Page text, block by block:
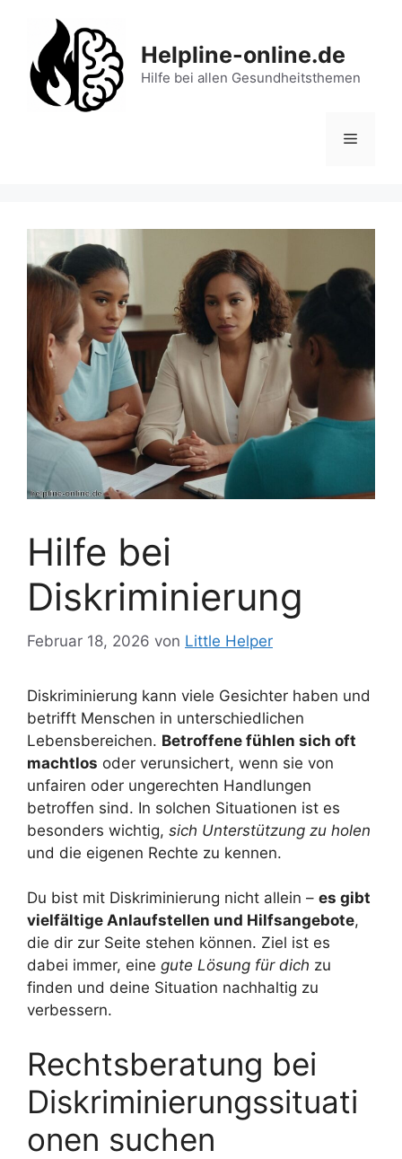
springen
Helpline-online.de
Hilfe bei allen Gesundheitsthemen
Menü
Hilfe bei
Diskriminierung
Februar 18, 2026 von Little Helper
Diskriminierung kann viele Gesichter haben und
betrifft Menschen in unterschiedlichen
Lebensbereichen. Betroffene fühlen sich oft
machtlos oder verunsichert, wenn sie von
unfairen oder ungerechten Handlungen
betroffen sind. In solchen Situationen ist es
besonders wichtig, sich Unterstützung zu holen
und die eigenen Rechte zu kennen.
Du bist mit Diskriminierung nicht allein – es gibt
vielfältige Anlaufstellen und Hilfsangebote,
die dir zur Seite stehen können. Ziel ist es
dabei immer, eine gute Lösung für dich zu
finden und deine Situation nachhaltig zu
verbessern.
Rechtsberatung bei
Diskriminierungssituati
onen suchen